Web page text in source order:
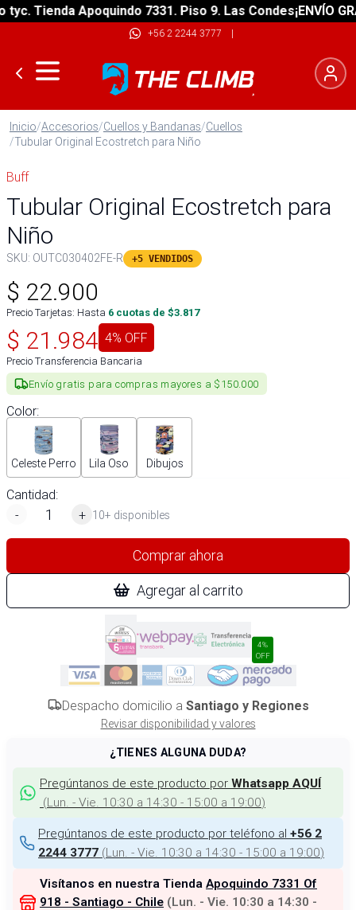
Tienda Apoquindo 7331. Piso 9. Las Condes¡ENVÍO
+56 2 2244 3777 |
Inicio/Accesorios/Cuellos y Bandanas/Cuellos
/Tubular Original Ecostretch para Niño
Buff
Tubular Original Ecostretch para
Niño
SKU: OUTC030402FE-R +5 VENDIDOS
$ 22.900
Precio Tarjetas: Hasta 6 cuotas de $3.817
$ 21.984 4% OFF
Precio Transferencia Bancaria
Envío gratis para compras mayores a $150.000
Color:
Celeste Perro Lila Oso Dibujos
Cantidad:
-
+ 10+ disponibles
Comprar ahora
Agregar al carrito
4%
OFF
Despacho domicilio a Santiago y Regiones
Revisar disponibilidad y valores
¿TIENES ALGUNA DUDA?
Pregúntanos de este producto por Whatsapp AQUÍ
(Lun. - Vie. 10:30 a 14:30 - 15:00 a 19:00)
Pregúntanos de este producto por teléfono al +56 2
2244 3777 (Lun. - Vie. 10:30 a 14:30 - 15:00 a 19:00)
Visítanos en nuestra Tienda Apoquindo 7331 Of
918 - Santiago - Chile (Lun. - Vie. 10:30 a 14:30 -